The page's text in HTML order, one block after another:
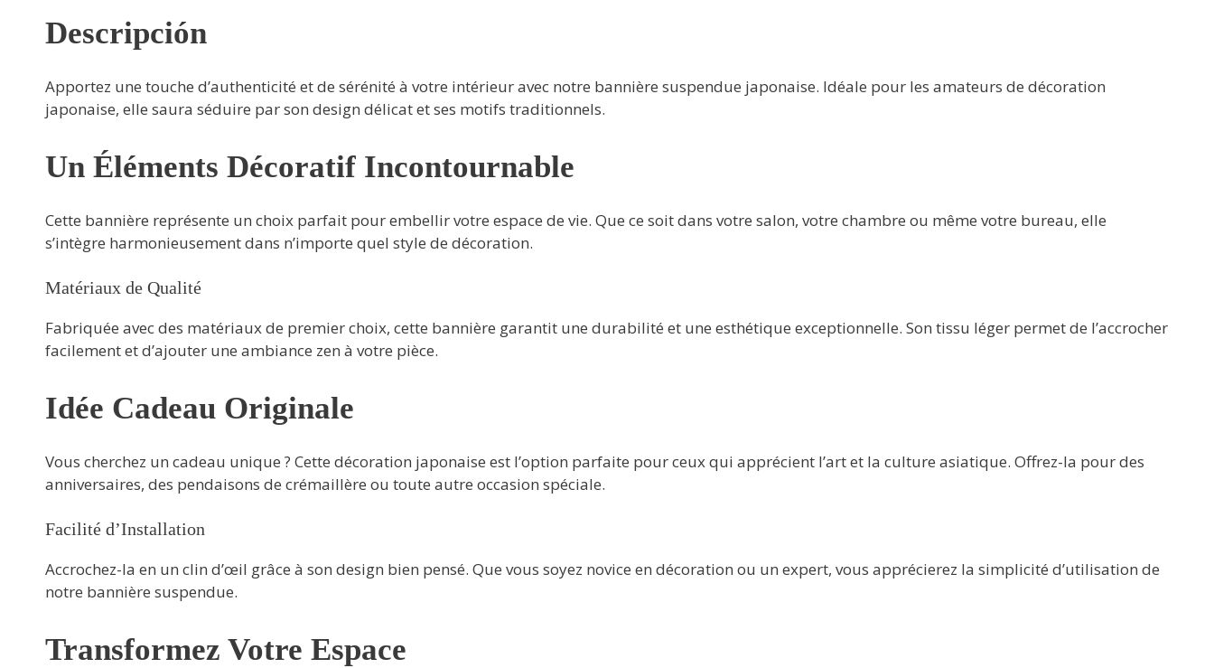
Descripción
Apportez une touche d’authenticité et de sérénité à votre intérieur avec notre bannière suspendue japonaise. Idéale pour les amateurs de décoration
japonaise, elle saura séduire par son design délicat et ses motifs traditionnels.
Un Éléments Décoratif Incontournable
Cette bannière représente un choix parfait pour embellir votre espace de vie. Que ce soit dans votre salon, votre chambre ou même votre bureau, elle
s’intègre harmonieusement dans n’importe quel style de décoration.
Matériaux de Qualité
Fabriquée avec des matériaux de premier choix, cette bannière garantit une durabilité et une esthétique exceptionnelle. Son tissu léger permet de l’accrocher
facilement et d’ajouter une ambiance zen à votre pièce.
Idée Cadeau Originale
Vous cherchez un cadeau unique ? Cette décoration japonaise est l’option parfaite pour ceux qui apprécient l’art et la culture asiatique. Offrez-la pour des
anniversaires, des pendaisons de crémaillère ou toute autre occasion spéciale.
Facilité d’Installation
Accrochez-la en un clin d’œil grâce à son design bien pensé. Que vous soyez novice en décoration ou un expert, vous apprécierez la simplicité d’utilisation de
notre bannière suspendue.
Transformez Votre Espace